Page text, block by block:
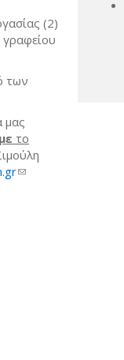
(2)
των
μας
το
(link